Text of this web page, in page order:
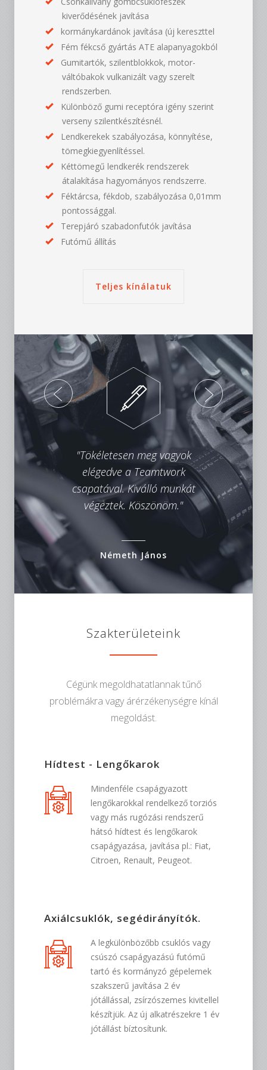
kiverődésének javítása
kormánykardánok javítása (új kereszttel
Fém fékcső gyártás ATE alapanyagokból
Gumitartók, szilentblokkok, motor-
váltóbakok vulkanizált vagy szerelt
rendszerben.
Különböző gumi receptóra igény szerint
verseny szilentkészítésnél.
Lendkerekek szabályozása, könnyítése,
tömegkiegyenlítéssel.
Kéttömegű lendkerék rendszerek
átalakítása hagyományos rendszerre.
Féktárcsa, fékdob, szabályozása 0,01mm
pontossággal.
Terepjáró szabadonfutók javítása
Futómű állítás
Teljes kínálatuk
"Tökéletesen meg vagyok
elégedve a Teamtwork
csapatával. Kiválló munkát
végeztek. Köszönöm."
Németh János
Szakterületeink
Cégünk megoldhatatlannak tűnő
problémákra vagy árérzékenységre kínál
megoldást.
Hídtest - Lengőkarok
Mindenféle csapágyazott
lengőkarokkal rendelkező torziós
vagy más rugózási rendszerű
hátsó hídtest és lengőkarok
csapágyazása, javítása pl.: Fiat,
Citroen, Renault, Peugeot.
Axiálcsuklók, segédirányítók.
A legkülönbözőbb csuklós vagy
csúszó csapágyazású futómű
tartó és kormányzó gépelemek
szakszerű javítása 2 év
jótállással, zsírzószemes kivitellel
készítjük. Az új alkatrészekre 1 év
jótállást bíztosítunk.